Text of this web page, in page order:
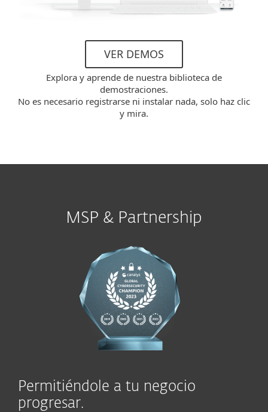
VER DEMOS
Explora y aprende de nuestra biblioteca de
demostraciones.
No es necesario registrarse ni instalar nada, solo haz clic
y mira.
MSP & Partnership
Permitiéndole a tu negocio
progresar.